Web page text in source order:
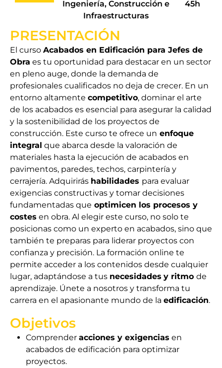
Ingeniería, Construcción e
Infraestructuras
45h
PRESENTACIÓN
El curso Acabados en Edificación para Jefes de
Obra es tu oportunidad para destacar en un sector
en pleno auge, donde la demanda de
profesionales cualificados no deja de crecer. En un
entorno altamente competitivo, dominar el arte
de los acabados es esencial para asegurar la calidad
y la sostenibilidad de los proyectos de
construcción. Este curso te ofrece un enfoque
integral que abarca desde la valoración de
materiales hasta la ejecución de acabados en
pavimentos, paredes, techos, carpintería y
cerrajería. Adquirirás habilidades para evaluar
exigencias constructivas y tomar decisiones
fundamentadas que optimicen los procesos y
costes en obra. Al elegir este curso, no solo te
posicionas como un experto en acabados, sino que
también te preparas para liderar proyectos con
confianza y precisión. La formación online te
permite acceder a los contenidos desde cualquier
lugar, adaptándose a tus necesidades y ritmo de
aprendizaje. Únete a nosotros y transforma tu
carrera en el apasionante mundo de la edificación.
Objetivos
Comprender acciones y exigencias en
acabados de edificación para optimizar
proyectos.